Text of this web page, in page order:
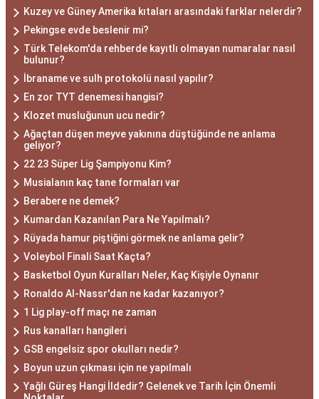
Kuzey ve Güney Amerika kıtaları arasındaki farklar nelerdir?
Pekingse evde beslenir mi?
Türk Telekom'da rehberde kayıtlı olmayan numaralar nasıl
bulunur?
İbraname ve sulh protokolü nasıl yapılır?
En zor TYT denemesi hangisi?
Klozet musluğunun ucu nedir?
Ağaçtan düşen meyve yakınına düştüğünde ne anlama
geliyor?
22 23 Süper Lig Şampiyonu Kim?
Musialanın kaç tane formaları var
Berabere ne demek?
Kumardan Kazanılan Para Ne Yapılmalı?
Rüyada hamur piştiğini görmek ne anlama gelir?
Voleybol Finali Saat Kaçta?
Basketbol Oyun Kuralları Neler, Kaç Kişiyle Oynanır
Ronaldo Al-Nassr'dan ne kadar kazanıyor?
1 Lig play-off maçı ne zaman
Rus kanalları hangileri
GSB engelsiz spor okulları nedir?
Boyun uzun çıkması için ne yapılmalı
Yağlı Güreş Hangi İldedir? Gelenek ve Tarih İçin Önemli